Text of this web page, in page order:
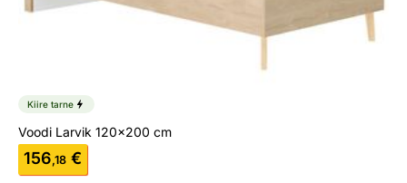
Kiire tarne
Voodi Larvik 120x200 cm
156,18 €